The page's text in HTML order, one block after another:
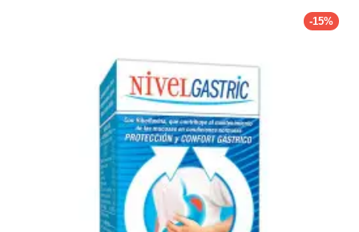
vanwege de talrijke voordelen voor zowel intern als extern
gebruik. In deze uitgebreide gids gaan we dieper in op de
Wat is Aloë Vera?
Aloë Vera, in het oude Egypte ook wel de ‘plant van de
onsterfelijkheid’ genoemd, is een plantensoort die behoort tot
het geslacht Aloë. Het is een meerjarige vetplant die afkomstig is
van het Arabische schiereiland, maar nu wordt gekweekt in
tropische en semi-tropische gebieden over de hele wereld. Het
wordt gekenmerkt door zijn dikke, vlezige bladeren die een
-15%